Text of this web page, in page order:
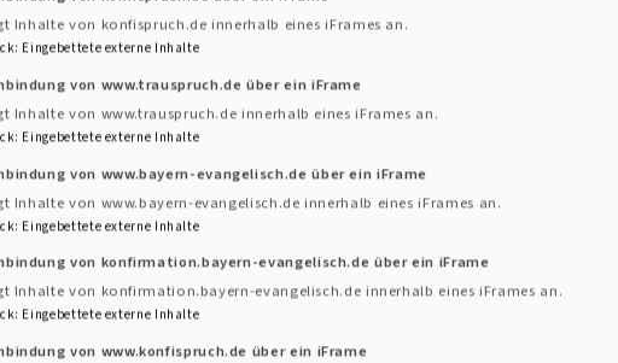
Fachstelle der Evangelisch Lutherischen Kirche in
Inhalte von konfispruch.de innerhalb eines iFrames an.
: Eingebettete externe Inhalte
von www.trauspruch.de über ein iFrame
Inhalte von www.trauspruch.de innerhalb eines iFrames an.
: Eingebettete externe Inhalte
von www.bayern-evangelisch.de über ein iFrame
Inhalte von www.bayern-evangelisch.de innerhalb eines iFrames an.
: Eingebettete externe Inhalte
von konfirmation.bayern-evangelisch.de über ein iFrame
Inhalte von konfirmation.bayern-evangelisch.de innerhalb eines iFrames an.
: Eingebettete externe Inhalte
von www.konfispruch.de über ein iFrame